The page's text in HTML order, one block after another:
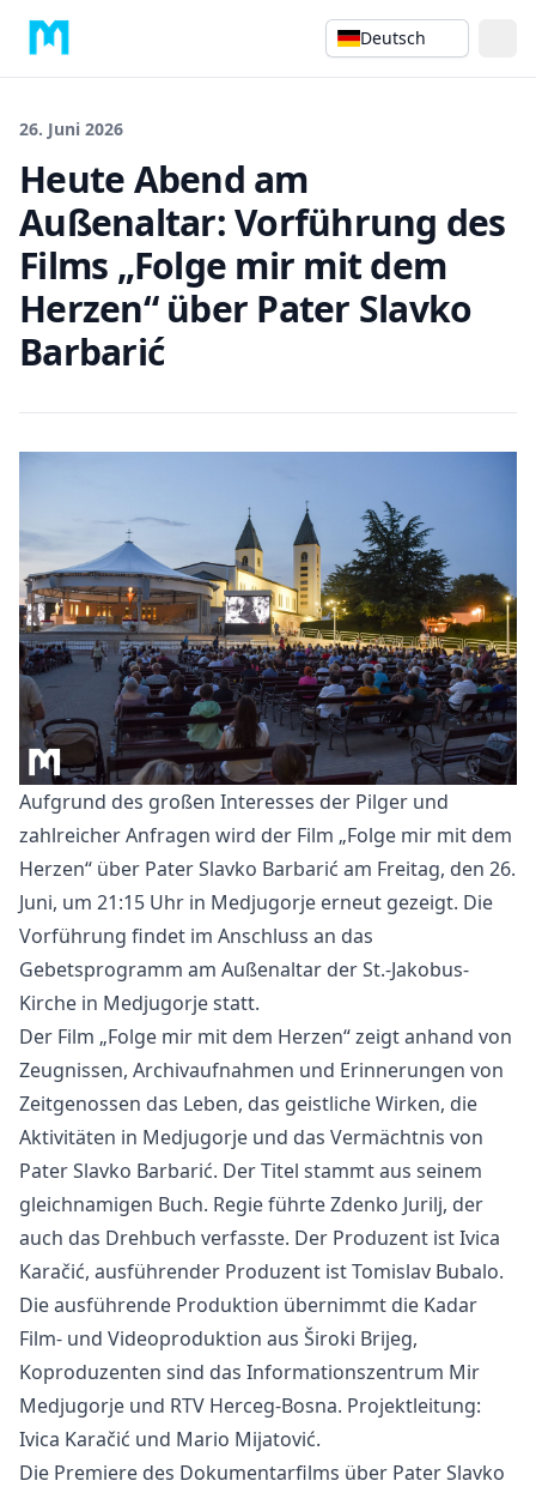
Deutsch
26. Juni 2026
Heute Abend am
Außenaltar: Vorführung des
Films „Folge mir mit dem
Herzen“ über Pater Slavko
Barbarić
Aufgrund des großen Interesses der Pilger und
zahlreicher Anfragen wird der Film „Folge mir mit dem
Herzen“ über Pater Slavko Barbarić am Freitag, den 26.
Juni, um 21:15 Uhr in Medjugorje erneut gezeigt. Die
Vorführung findet im Anschluss an das
Gebetsprogramm am Außenaltar der St.-Jakobus-
Kirche in Medjugorje statt.
Der Film „Folge mir mit dem Herzen“ zeigt anhand von
Zeugnissen, Archivaufnahmen und Erinnerungen von
Zeitgenossen das Leben, das geistliche Wirken, die
Aktivitäten in Medjugorje und das Vermächtnis von
Pater Slavko Barbarić. Der Titel stammt aus seinem
gleichnamigen Buch. Regie führte Zdenko Jurilj, der
auch das Drehbuch verfasste. Der Produzent ist Ivica
Karačić, ausführender Produzent ist Tomislav Bubalo.
Die ausführende Produktion übernimmt die Kadar
Film- und Videoproduktion aus Široki Brijeg,
Koproduzenten sind das Informationszentrum Mir
Medjugorje und RTV Herceg-Bosna. Projektleitung:
Ivica Karačić und Mario Mijatović.
Die Premiere des Dokumentarfilms über Pater Slavko